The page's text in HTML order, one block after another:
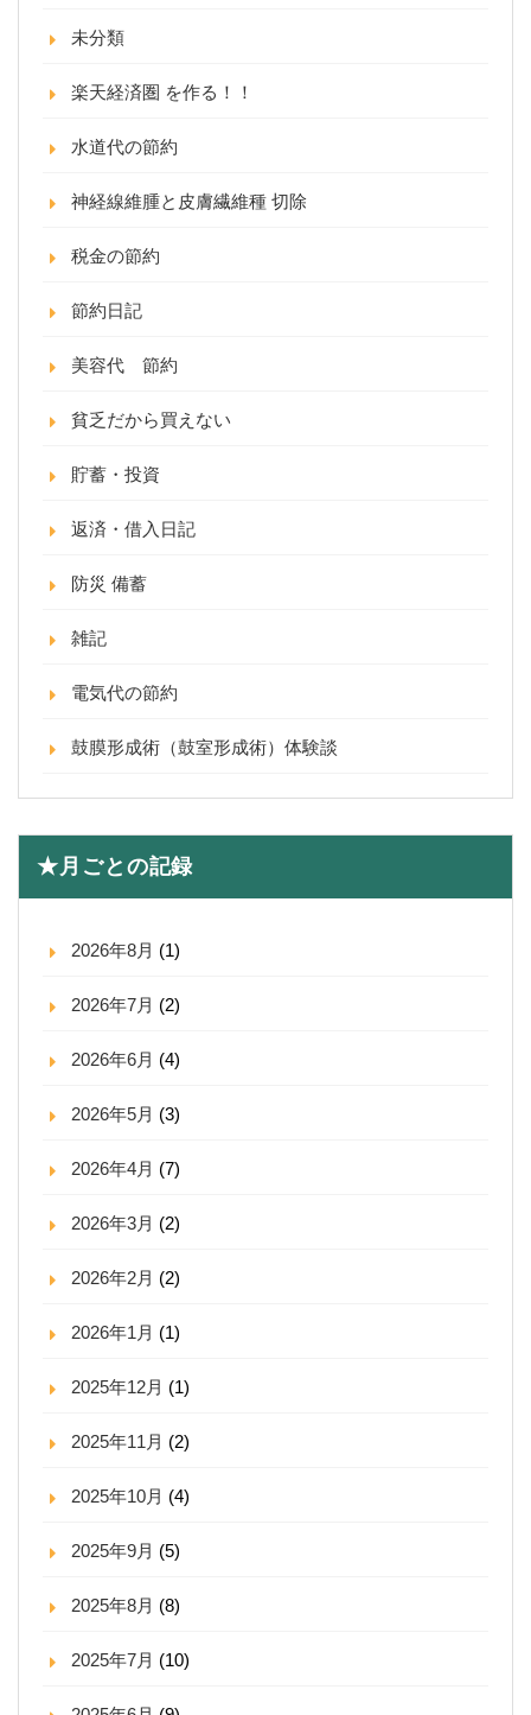
未分類
楽天経済圏 を作る！！
水道代の節約
神経線維腫と皮膚繊維種 切除
税金の節約
節約日記
美容代 節約
貧乏だから買えない
貯蓄・投資
返済・借入日記
防災 備蓄
雑記
電気代の節約
鼓膜形成術（鼓室形成術）体験談
★月ごとの記録
2026年8月 (1)
2026年7月 (2)
2026年6月 (4)
2026年5月 (3)
2026年4月 (7)
2026年3月 (2)
2026年2月 (2)
2026年1月 (1)
2025年12月 (1)
2025年11月 (2)
2025年10月 (4)
2025年9月 (5)
2025年8月 (8)
2025年7月 (10)